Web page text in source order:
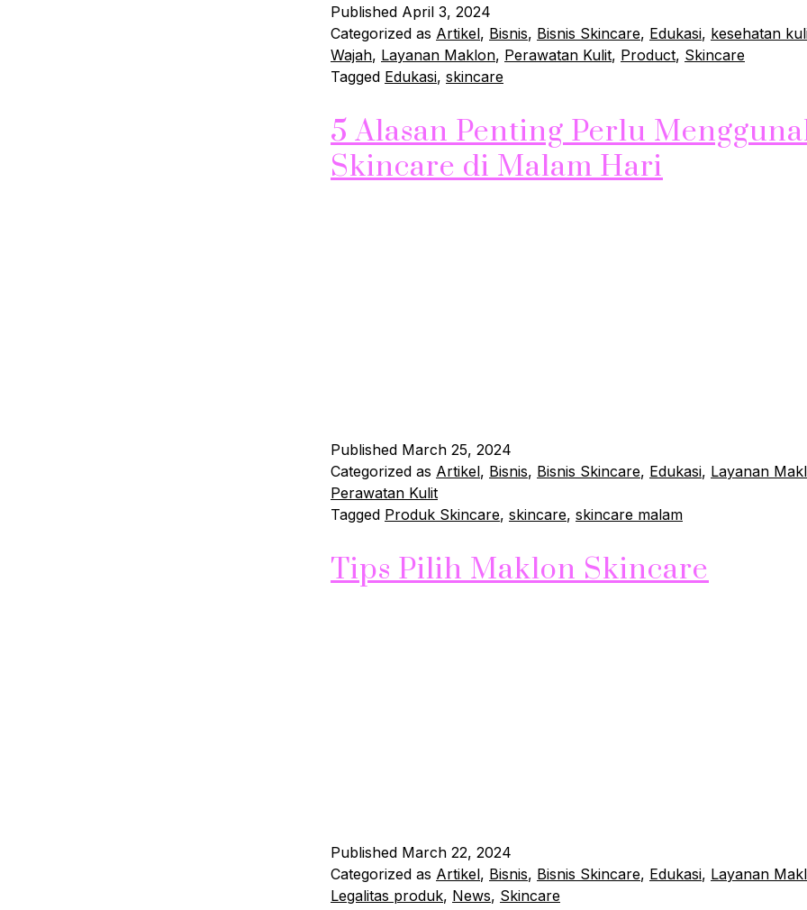
Published April 3, 2024
Categorized as Artikel, Bisnis, Bisnis Skincare, Edukasi, kesehatan
Wajah, Layanan Maklon, Perawatan Kulit, Product, Skincare
Tagged Edukasi, skincare
5 Alasan Penting Perlu
Skincare di Malam Hari
Published March 25, 2024
Categorized as Artikel, Bisnis, Bisnis Skincare, Edukasi, Layanan
Perawatan Kulit
Tagged Produk Skincare, skincare, skincare malam
Tips Pilih Maklon Skincare
Published March 22, 2024
Categorized as Artikel, Bisnis, Bisnis Skincare, Edukasi, Layanan
Legalitas produk, News, Skincare